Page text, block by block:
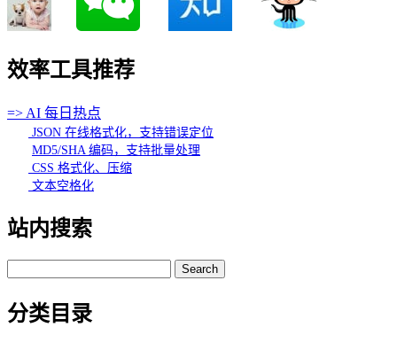
效率工具推荐
=> AI 每日热点
JSON 在线格式化，支持错误定位
MD5/SHA 编码，支持批量处理
CSS 格式化、压缩
文本空格化
站内搜索
for:
分类目录